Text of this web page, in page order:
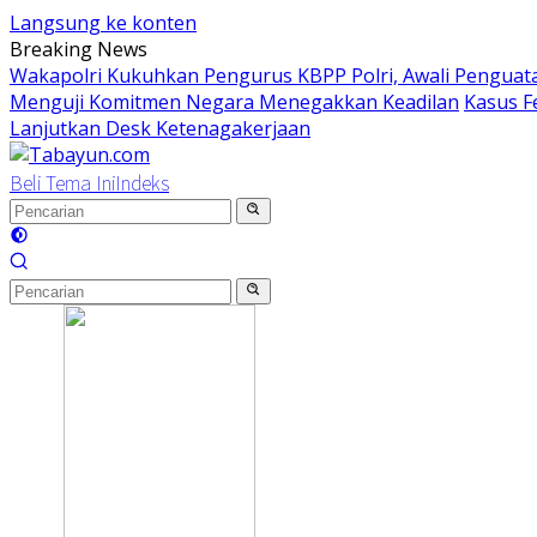
Langsung ke konten
Breaking News
Wakapolri Kukuhkan Pengurus KBPP Polri, Awali
Menguji Komitmen Negara Menegakkan Keadilan Kasus
Lanjutkan Desk Ketenagakerjaan
Beli Tema IniIndeks